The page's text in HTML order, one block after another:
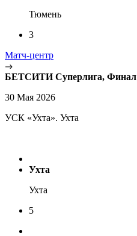
Тюмень
3
Матч-центр
БЕТСИТИ Суперлига, Финал
30 Мая 2026
УСК «Ухта». Ухта
Ухта
Ухта
5